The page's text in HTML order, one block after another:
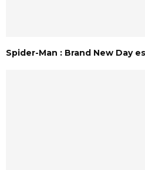
Spider-Man : Brand New Day